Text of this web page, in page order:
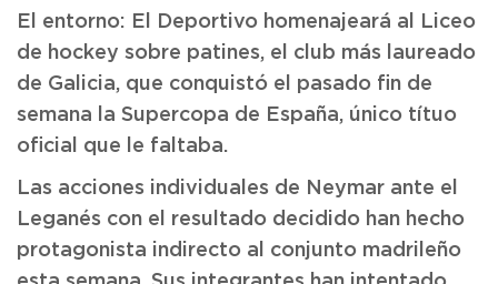
El entorno: El Deportivo homenajeará al Liceo
de hockey sobre patines, el club más laureado
de Galicia, que conquistó el pasado fin de
semana la Supercopa de España, único títuo
oficial que le faltaba.
Las acciones individuales de Neymar ante el
Leganés con el resultado decidido han hecho
protagonista indirecto al conjunto madrileño